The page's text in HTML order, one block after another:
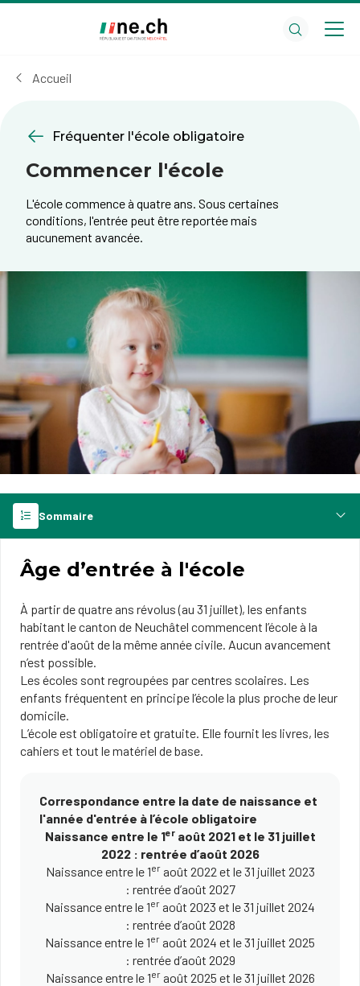
cookies
Accueil
Fréquenter l'école obligatoire
Commencer l'école
L'école commence à quatre ans. Sous certaines
conditions, l'entrée peut être reportée mais
aucunement avancée.
Sommaire
Âge d’entrée à l'école
À partir de quatre ans révolus (au 31 juillet), les enfants
habitant le canton de Neuchâtel commencent l’école à la
rentrée d'août de la même année civile. Aucun avancement
n’est possible.
Les écoles sont regroupées par centres scolaires. Les
enfants fréquentent en principe l’école la plus proche de leur
domicile.
L’école est obligatoire et gratuite. Elle fournit les livres, les
cahiers et tout le matériel de base.
Correspondance entre la date de naissance et
l'année d'entrée à l’école obligatoire
Naissance entre le 1eraoût 2021 et le 31 juillet
2022 : rentrée d’août 2026
Naissance entre le 1eraoût 2022 et le 31 juillet 2023
: rentrée d’août 2027
Naissance entre le 1er août 2023 et le 31 juillet 2024
: rentrée d’août 2028
Naissance entre le 1er août 2024 et le 31 juillet 2025
: rentrée d’août 2029
Naissance entre le 1eraoût 2025 et le 31 juillet 2026